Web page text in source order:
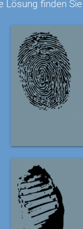
Lösung finden Sie